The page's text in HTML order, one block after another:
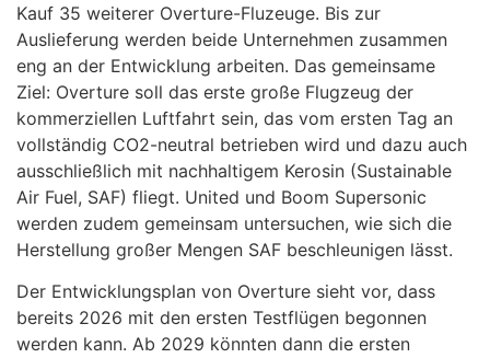
Kauf 35 weiterer Overture-Fluzeuge. Bis zur
Auslieferung werden beide Unternehmen zusammen
eng an der Entwicklung arbeiten. Das gemeinsame
Ziel: Overture soll das erste große Flugzeug der
kommerziellen Luftfahrt sein, das vom ersten Tag an
vollständig CO2-neutral betrieben wird und dazu auch
ausschließlich mit nachhaltigem Kerosin (Sustainable
Air Fuel, SAF) fliegt. United und Boom Supersonic
werden zudem gemeinsam untersuchen, wie sich die
Herstellung großer Mengen SAF beschleunigen lässt.
Der Entwicklungsplan von Overture sieht vor, dass
bereits 2026 mit den ersten Testflügen begonnen
werden kann. Ab 2029 könnten dann die ersten